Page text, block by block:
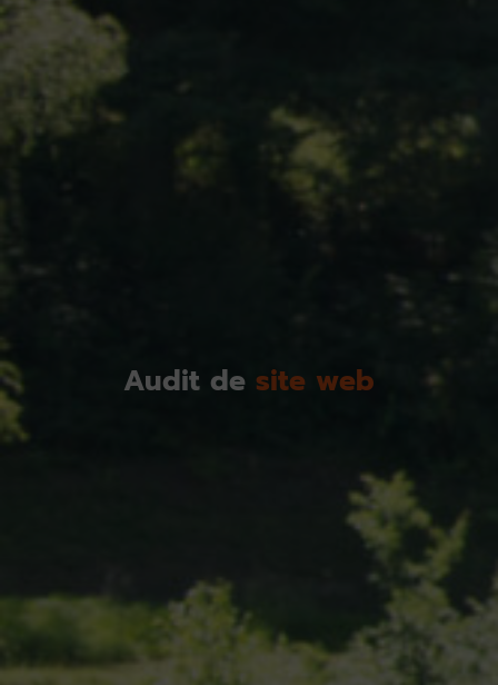
Audit de site web